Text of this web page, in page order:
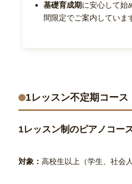
基礎育成期に安心して始
間限定でご案内していま
1レッスン不定期コース
1レッスン制のピアノコー
対象： 高校生以上（学生、社会